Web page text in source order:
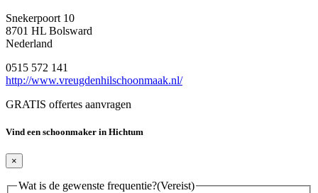
Snekerpoort 10
8701 HL Bolsward
Nederland
0515 572 141
http://www.vreugdenhilschoonmaak.nl/
GRATIS offertes aanvragen
Vind een schoonmaker in Hichtum
×
Wat is de gewenste frequentie?(Vereist)